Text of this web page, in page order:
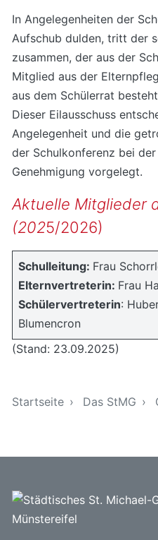
In Angelegenheiten der
Aufschub dulden, tritt der
zusammen, der aus der
Mitglied aus der
aus dem Schülerrat
Dieser Eilausschuss
Angelegenheit und die
der Schulkonferenz bei
Genehmigung vorgelegt.
Aktuelle Mitglieder
(2025/2026)
Schulleitung: Frau
Elternvertreterin: Frau
Schülervertreterin:
Blumencron
(Stand: 23.09.2025)
Startseite
Das StMG